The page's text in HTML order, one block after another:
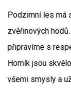
Podzimní les má
zvěřinových
připravíme s
Horník jsou
všemi smysly a